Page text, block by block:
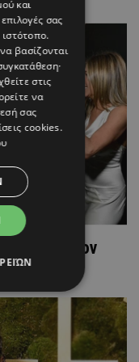
στον
και
σας
βασίζονται
στις
να
σας
cookies.